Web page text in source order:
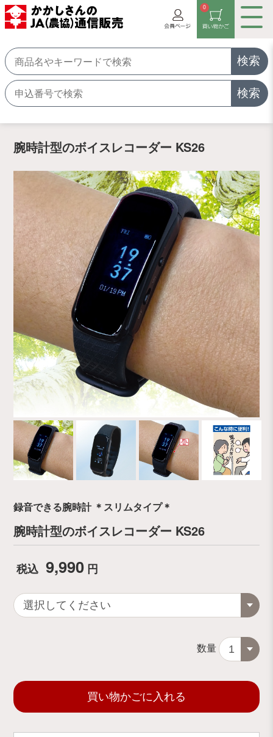
検索
検索
0
腕時計型のボイスレコーダー KS26
録音できる腕時計 ＊スリムタイプ＊
腕時計型のボイスレコーダー KS26
税込 9,990 円
数量
買い物かごに入れる